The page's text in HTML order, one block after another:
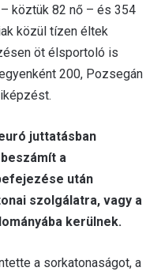
köztük 82 nő – és 354
közül tízen éltek
öt élsportoló is
200, Pozsegán
juttatásban
a
után
szolgálatra, vagy a
kerülnek.
a sorkatonaságot, a